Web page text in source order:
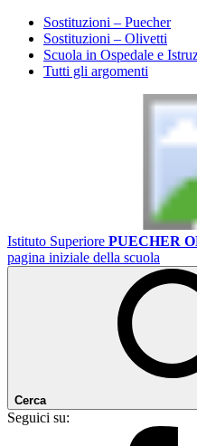
Sostituzioni – Puecher
Sostituzioni – Olivetti
Scuola in Ospedale e
Tutti gli argomenti
Istituto Superiore PUECHER
pagina iniziale della scuola
Cerca
Seguici su: